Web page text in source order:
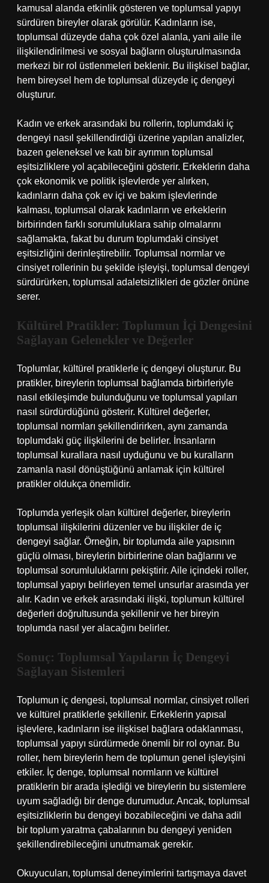
kamusal alanda etkinlik gösteren ve toplumsal yapıyı
sürdüren bireyler olarak görülür. Kadınların ise,
toplumsal düzeyde daha çok özel alanla, yani aile ile
ilişkilendirilmesi ve sosyal bağların oluşturulmasında
merkezi bir rol üstlenmeleri beklenir. Bu ilişkisel bağlar,
hem bireysel hem de toplumsal düzeyde iç dengeyi
oluşturur.
Kadın ve erkek arasındaki bu rollerin, toplumdaki iç
dengeyi nasıl şekillendirdiği üzerine yapılan analizler,
bazen geleneksel ve katı bir ayrımın toplumsal
eşitsizliklere yol açabileceğini gösterir. Erkeklerin daha
çok ekonomik ve politik işlevlerde yer alırken,
kadınların daha çok ev içi ve bakım işlevlerinde
kalması, toplumsal olarak kadınların ve erkeklerin
birbirinden farklı sorumluluklara sahip olmalarını
sağlamakta, fakat bu durum toplumdaki cinsiyet
eşitsizliğini derinleştirebilir. Toplumsal normlar ve
cinsiyet rollerinin bu şekilde işleyişi, toplumsal dengeyi
sürdürürken, toplumsal adaletsizlikleri de gözler önüne
serer.
Kültürel Pratikler: Toplumun İçi Dengesini
Sağlayan Gelenekler ve Değerler
Toplumlar, kültürel pratiklerle iç dengeyi oluşturur. Bu
pratikler, bireylerin toplumsal bağlamda birbirleriyle
nasıl etkileşimde bulunduğunu ve toplumsal yapıları
nasıl sürdürdüğünü gösterir. Kültürel değerler,
toplumsal normları şekillendirirken, aynı zamanda
toplumdaki güç ilişkilerini de belirler. İnsanların
toplumsal kurallara nasıl uyduğunu ve bu kuralların
zamanla nasıl dönüştüğünü anlamak için kültürel
pratikler oldukça önemlidir.
Toplumda yerleşik olan kültürel değerler, bireylerin
toplumsal ilişkilerini düzenler ve bu ilişkiler de iç
dengeyi sağlar. Örneğin, bir toplumda aile yapısının
güçlü olması, bireylerin birbirlerine olan bağlarını ve
toplumsal sorumluluklarını pekiştirir. Aile içindeki roller,
toplumsal yapıyı belirleyen temel unsurlar arasında yer
alır. Kadın ve erkek arasındaki ilişki, toplumun kültürel
değerleri doğrultusunda şekillenir ve her bireyin
toplumda nasıl yer alacağını belirler.
Sonuç: Toplumsal Yapıların İç Dengeyi
Sağlayan Sistemleri
Toplumun iç dengesi, toplumsal normlar, cinsiyet rolleri
ve kültürel pratiklerle şekillenir. Erkeklerin yapısal
işlevlere, kadınların ise ilişkisel bağlara odaklanması,
toplumsal yapıyı sürdürmede önemli bir rol oynar. Bu
roller, hem bireylerin hem de toplumun genel işleyişini
etkiler. İç denge, toplumsal normların ve kültürel
pratiklerin bir arada işlediği ve bireylerin bu sistemlere
uyum sağladığı bir denge durumudur. Ancak, toplumsal
eşitsizliklerin bu dengeyi bozabileceğini ve daha adil
bir toplum yaratma çabalarının bu dengeyi yeniden
şekillendirebileceğini unutmamak gerekir.
Okuyucuları, toplumsal deneyimlerini tartışmaya davet